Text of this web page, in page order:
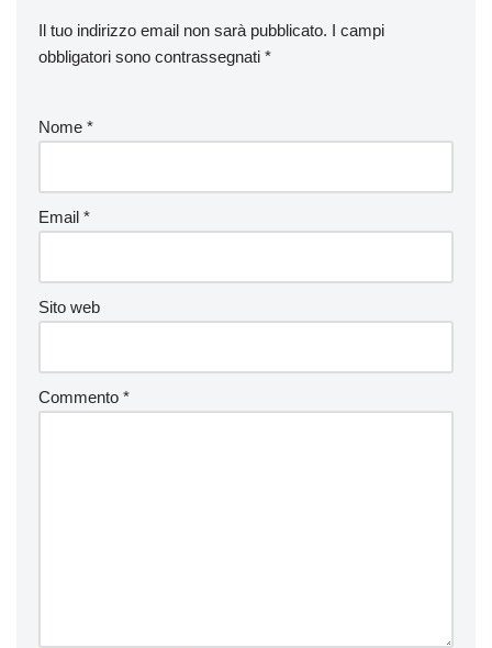
Il tuo indirizzo email non sarà pubblicato. I campi
obbligatori sono contrassegnati *
Nome *
Email *
Sito web
Commento *